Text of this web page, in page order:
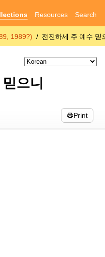
Resources Search
1989?) 전진하세 주 예수 믿
으니
Print